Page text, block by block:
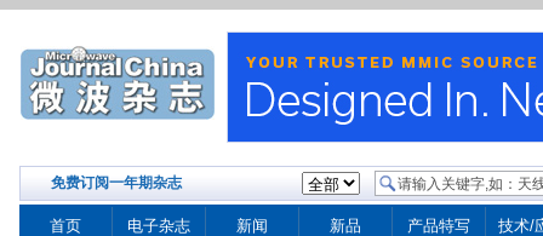
免费订阅一年期杂志
首页 电子杂志 新闻 新品 产品特写 技术/